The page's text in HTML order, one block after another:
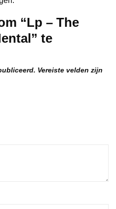
“Lp – The
te
Vereiste velden zijn